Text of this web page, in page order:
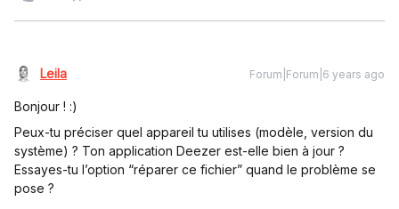
Leila Forum|Forum|6 years ago
Bonjour ! :)
Peux-tu préciser quel appareil tu utilises (modèle, version du
système) ? Ton application Deezer est-elle bien à jour ?
Essayes-tu l’option “réparer ce fichier” quand le problème se
pose ?